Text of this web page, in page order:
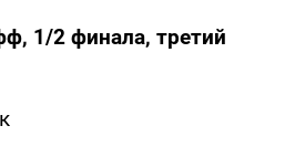
1/2 финала, третий